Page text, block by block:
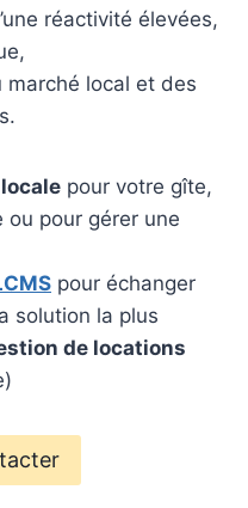
réactivité élevées,
marché local et des
pour votre gîte,
pour gérer une
pour échanger
solution la plus
de locations